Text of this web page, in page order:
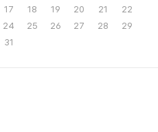
17 18 19 20 21
22
24 25 26 27 28
29
31